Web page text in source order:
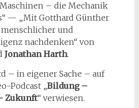
– die Mechanik
— „Mit Gotthard Günther
und
nachdenken“ von
Jonathan Harth.
– in eigener Sache – auf
Podcast „Bildung –
Zukunft“ verwiesen.